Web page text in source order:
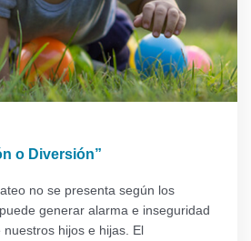
o Diversión”
no se presenta según los
generar alarma e inseguridad
hijos e hijas. El